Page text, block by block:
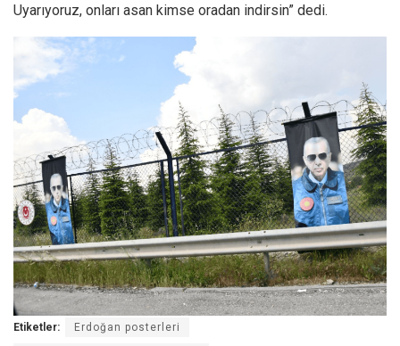
Uyarıyoruz, onları asan kimse oradan indirsin” dedi.
Etiketler: Erdoğan posterleri